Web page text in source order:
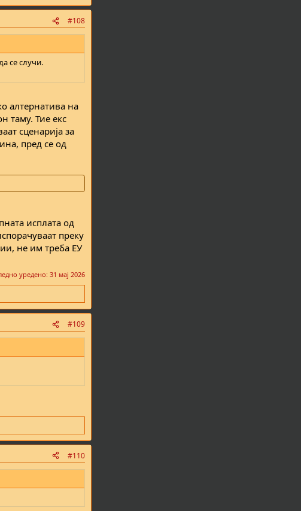
#108
се случи.
алтернатива на
таму. Тие екс
сценарија за
пред се од
исплата од
преку
не им треба ЕУ
уредено: 31 мај 2026
#109
#110